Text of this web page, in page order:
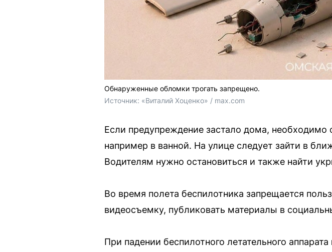
Обнаруженные обломки трогать запрещено.
Источник: «Виталий Хоценко» / max.com
Если предупреждение застало дома,
например в ванной. На улице следует зайти в
Водителям нужно остановиться и также найти
Во время полета беспилотника запрещается
видеосъемку, публиковать материалы в
При падении беспилотного летательного